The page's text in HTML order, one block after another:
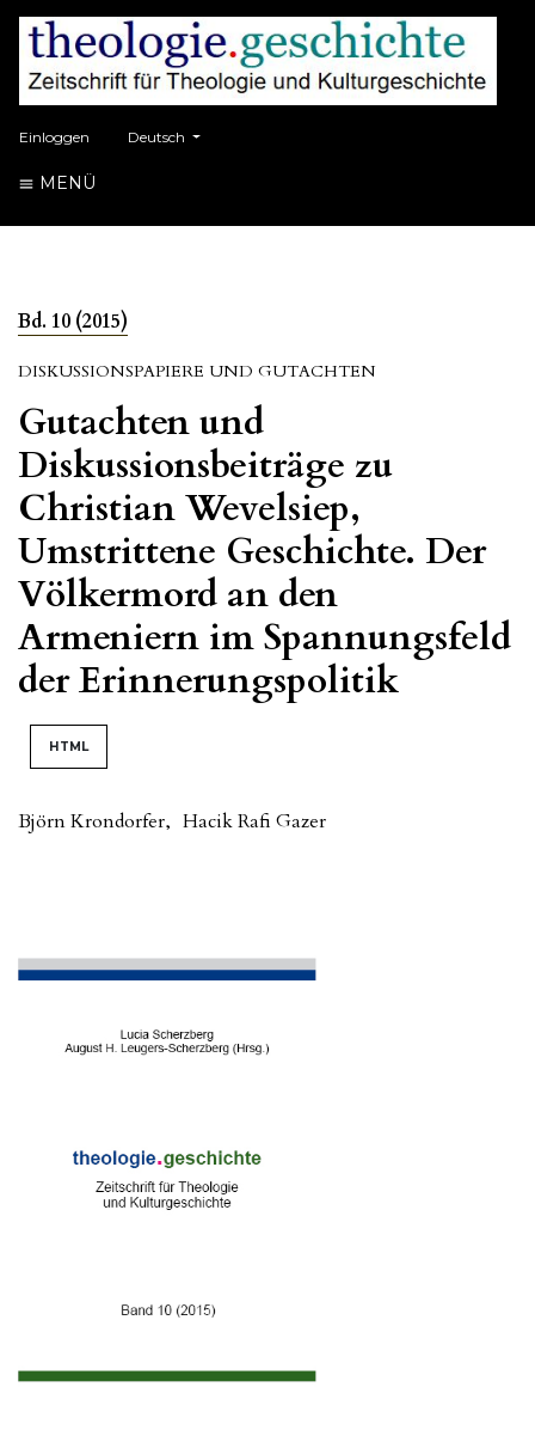
Einloggen ##plugins.themes.healthSciences.language.toggle##
Deutsch
MENÜ
Bd. 10 (2015)
DISKUSSIONSPAPIERE UND GUTACHTEN
Gutachten und
Diskussionsbeiträge zu
Christian Wevelsiep,
Umstrittene Geschichte. Der
Völkermord an den
Armeniern im Spannungsfeld
der Erinnerungspolitik
HTML
Björn Krondorfer, Hacik Rafi Gazer